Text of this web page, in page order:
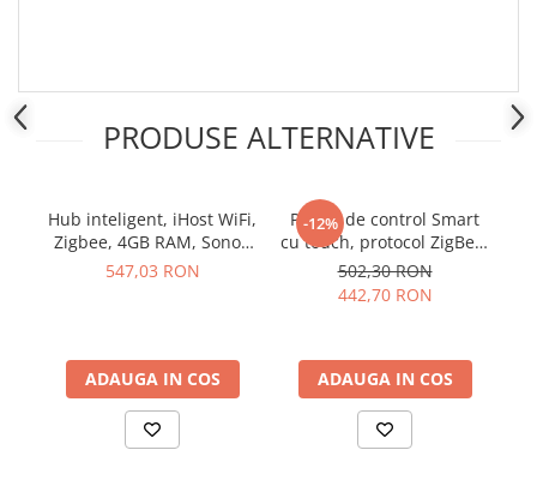
Senzori Electronici
Componente Electronice
Acumulatori si Baterii
Acumulatori
Contoare si Relee Electrice
Sigurante Automate
Sigurante Fuzibile
PRODUSE ALTERNATIVE
Hub inteligent, iHost WiFi,
Zigbee, 4GB RAM, Sonoff
AIBridge-26
547,03 RON
ADAUGA IN COS
-12%
Panou de control Smart
cu touch, protocol ZigBee,
negru, Sonoff NSPanel
Pro
502,30 RON
442,70 RON
ADAUGA IN COS